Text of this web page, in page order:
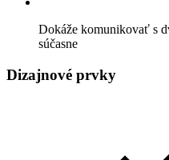
Dokáže komunikovať s
súčasne
Dizajnové prvky